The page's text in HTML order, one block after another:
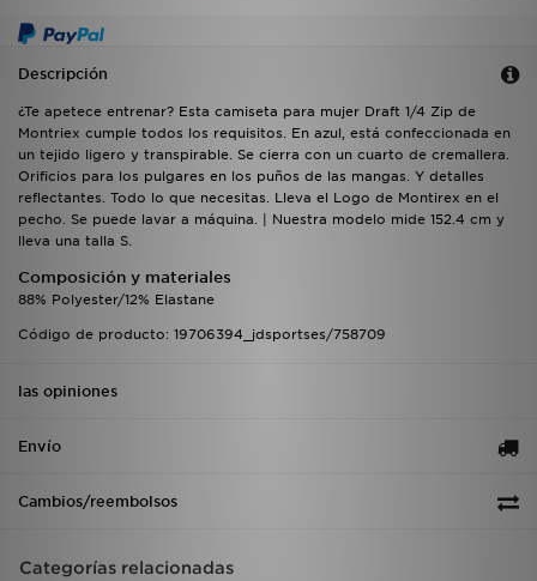
Descripción
¿Te apetece entrenar? Esta camiseta para mujer Draft 1/4 Zip de
Montriex cumple todos los requisitos. En azul, está confeccionada en
un tejido ligero y transpirable. Se cierra con un cuarto de cremallera.
Orificios para los pulgares en los puños de las mangas. Y detalles
reflectantes. Todo lo que necesitas. Lleva el Logo de Montirex en el
pecho. Se puede lavar a máquina. | Nuestra modelo mide 152.4 cm y
lleva una talla S.
Composición y materiales
88% Polyester/12% Elastane
Código de producto: 19706394_jdsportses/758709
las opiniones
Envío
Cambios/reembolsos
Categorías relacionadas